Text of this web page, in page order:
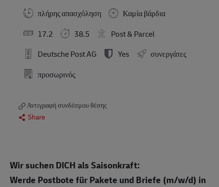
πλήρης απασχόληση
Καμία βάρδια
17.2
38.5
Post & Parcel
Deutsche Post AG
Yes
συνεργάτες
προσωρινός
Αντιγραφή συνδέσμου θέσης
Share
Wir suchen DICH als Saisonkraft:
Werde Postbote für Pakete und Briefe (m/w/d) in